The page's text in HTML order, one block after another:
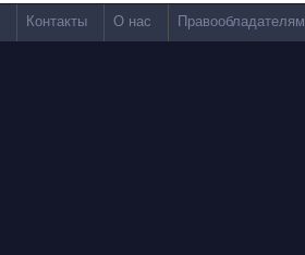
Контакты О нас Правообладателям